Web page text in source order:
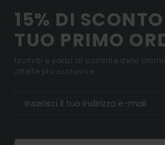
15% DI
TUO PRIMO
Iscriviti e sarai al corrente delle
offerte più esclusive.